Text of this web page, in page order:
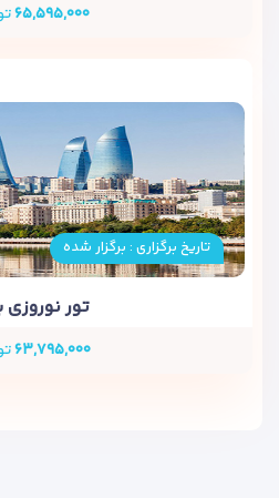
در نهایت، هتل آزالیا باکو با
بی‌نظیر خود یکی از بهترین
آذربایجان است. چه به قصد تفریح
به خوبی می‌تواند نیازهای شما را
خاطره‌انگیز را برای شما فراهم کند.
۶۵,۵۹۵,۰۰۰
تاریخ برگزاری : برگزار شده
تور نوروزی
۶۳,۷۹۵,۰۰۰